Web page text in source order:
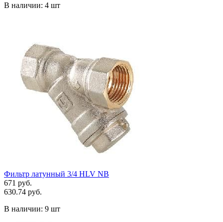
В наличии: 4 шт
Фильтр латунный 3/4 HLV NB
671 руб.
630.74 руб.
В наличии: 9 шт